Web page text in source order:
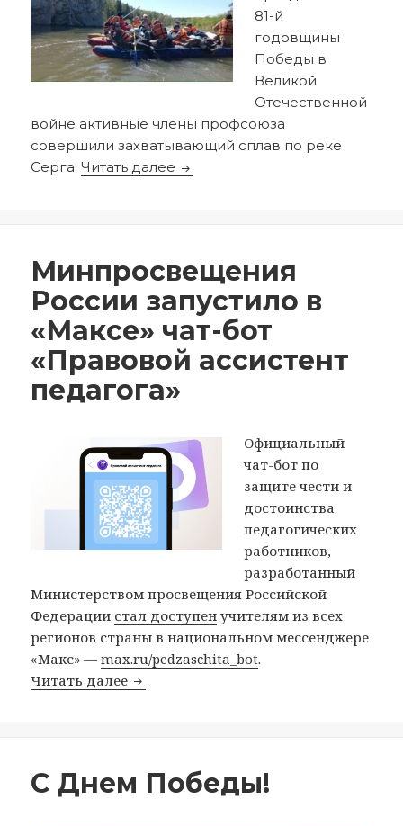
81-й
годовщины
Победы в
Великой
Отечественной
войне активные члены профсоюза
совершили захватывающий сплав по реке
Серга.Читать далее Учителя Тюмени покорили
Минпросвещения
России запустило в
«Максе» чат-бот
«Правовой ассистент
педагога»
Официальный
чат-бот по
защите чести и
достоинства
педагогических
работников,
разработанный
Министерством просвещения Российской
Федерации стал доступен учителям из всех
регионов страны в национальном мессенджере
«Макс» —max.ru/pedzaschita_bot.
Читать далее Минпросвещения России запустило в
С Днем Победы!